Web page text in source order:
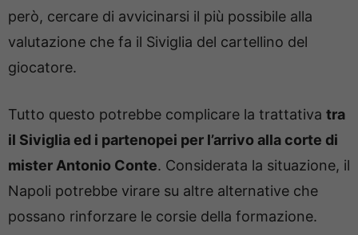
però, cercare di avvicinarsi il più possibile alla
valutazione che fa il Siviglia del cartellino del
giocatore.
Tutto questo potrebbe complicare la trattativa tra
il Siviglia ed i partenopei per l’arrivo alla corte di
mister Antonio Conte. Considerata la situazione, il
Napoli potrebbe virare su altre alternative che
possano rinforzare le corsie della formazione.